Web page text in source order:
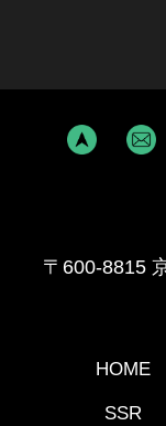
〒600-8815
HOME
SSR